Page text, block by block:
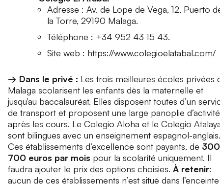
Adresse : Av. de Lope de Vega, 12, Puerto
la Torre, 29190 Malaga.
Téléphone : +34 952 43 15 43.
Site web : https://www.colegioelatabal.com/
→ Dans le privé : Les trois meilleures écoles privées
Malaga scolarisent les enfants dès la maternelle et
jusqu’au baccalauréat. Elles disposent toutes d’un
de transport et proposent une large panoplie
après les cours. Le Colegio Aloha et le Colegio
sont bilingues avec un enseignement espagnol-anglais.
Ces établissements d’excellence sont payants, de
700 euros par mois pour la scolarité uniquement. Il
faudra ajouter le prix des options choisies. À retenir:
aucun de ces établissements n’est situé dans l’enceinte